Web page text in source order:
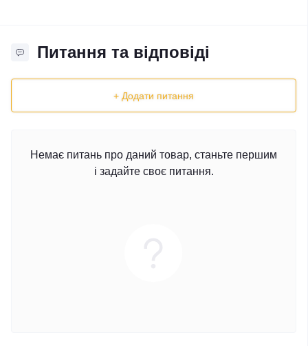
Питання та відповіді
+ Додати питання
Немає питань про даний товар, станьте першим
і задайте своє питання.